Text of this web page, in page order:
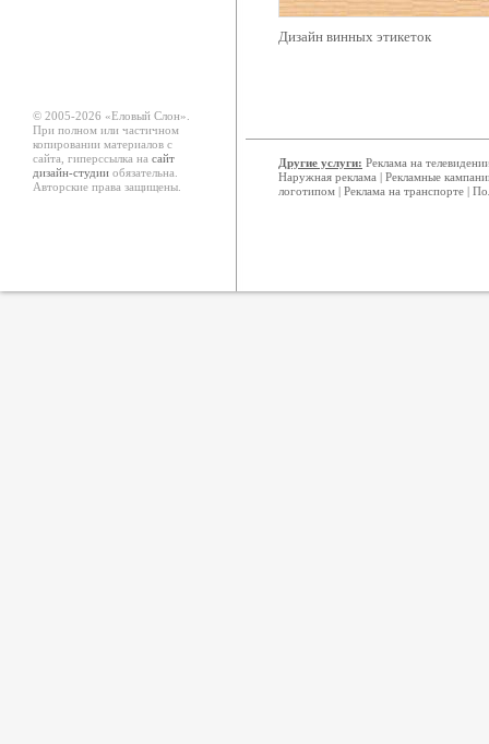
Дизайн винных этикеток
© 2005-2026 «Еловый Cлон».
При полном или частичном
копировании материалов с
сайта, гиперссылка на сайт
дизайн-студии обязательна.
Авторские права защищены.
Другие услуги: Реклама на
Наружная реклама | Рекламные
логотипом | Реклама на транспорте |